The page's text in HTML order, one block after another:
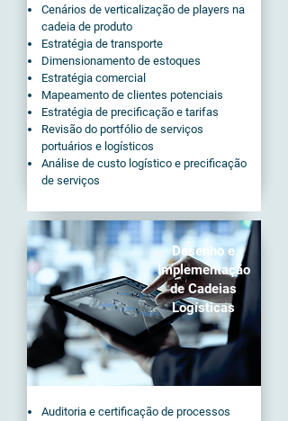
Cenários de verticalização de players na
cadeia de produto
Estratégia de transporte
Dimensionamento de estoques
Estratégia comercial
Mapeamento de clientes potenciais
Estratégia de precificação e tarifas
Revisão do portfólio de serviços
portuários e logísticos
Análise de custo logístico e precificação
de serviços
Desenho e
Implementação
de Cadeias
Logísticas
Auditoria e certificação de processos